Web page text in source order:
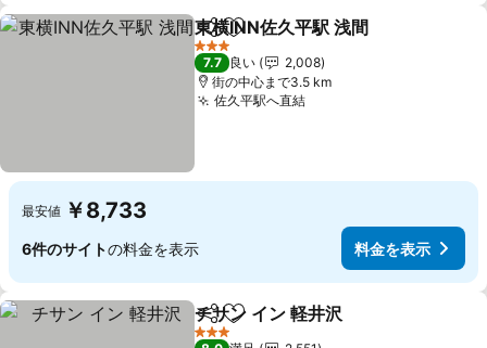
シェアお気に入りに追加
東横INN佐久平駅 浅間
3 ホテルのランク
7.7 良い
2,008
街の中心まで3.5 km
佐久平駅へ直結料金を表示
最安値 ￥8,733
6件のサイトの料金を表示 料金を表示
シェアお気に入りに追加
チサン イン 軽井沢
3 ホテルのランク